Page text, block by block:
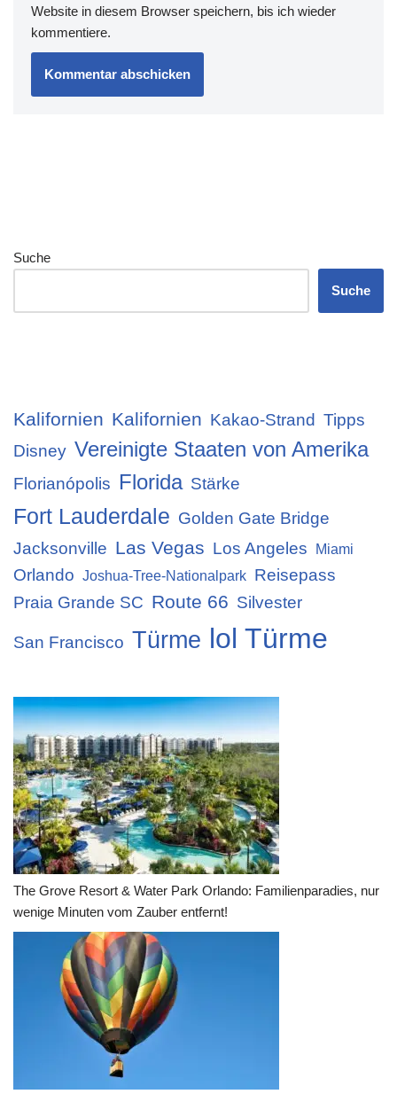
Website in diesem Browser speichern, bis ich wieder
kommentiere.
Suche
Suche
Kalifornien Kalifornien Kakao-Strand Tipps
Disney Vereinigte Staaten von Amerika
Florianópolis Florida Stärke
Fort Lauderdale Golden Gate Bridge
Jacksonville Las Vegas Los Angeles Miami
Orlando Joshua-Tree-Nationalpark Reisepass
Praia Grande SC Route 66 Silvester
San Francisco Türme lol Türme
The Grove Resort & Water Park Orlando: Familienparadies, nur
wenige Minuten vom Zauber entfernt!